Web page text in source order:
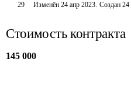
29 Изменён24 апр 2023. Создан 24
Стоимость контракта
145 000